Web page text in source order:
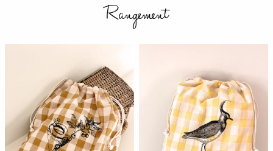
Rangement